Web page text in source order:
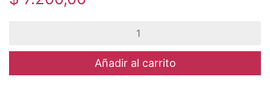
GRADO
Añadir al carrito